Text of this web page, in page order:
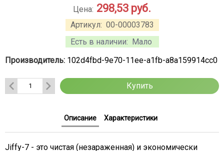
Артикул: 00-00003783
Есть в наличии: Мало
Цена: 298,53 руб.
Производитель: 102d4fbd-9e70-11ee-a1fb-a8a159914cc0
Купить
Описание Характеристики
Jiffy-7 - это чистая (незараженная) и экономически